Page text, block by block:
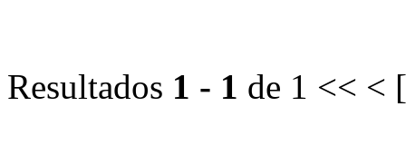
Resultados 1 - 1 de 1 << < [